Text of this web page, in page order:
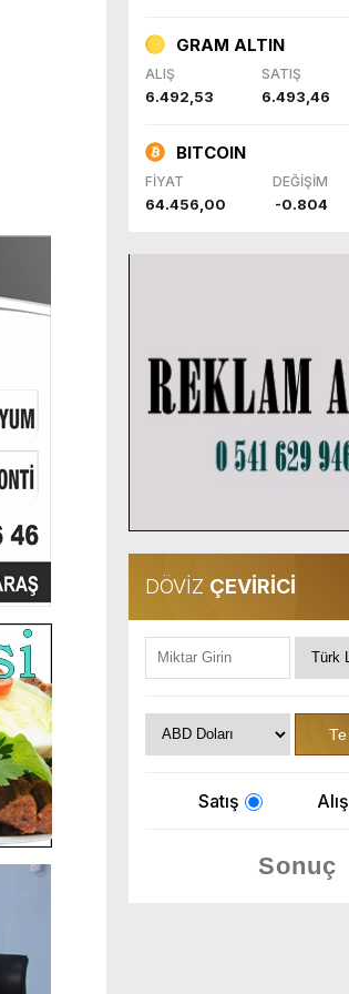
GRAM ALTIN
ALIŞ SATIŞ
6.492,53 6.493,46
BITCOIN
FİYAT DEĞİŞİM
64.456,00 -0.804
DÖVİZ ÇEVİRİCİ
Satış Alış